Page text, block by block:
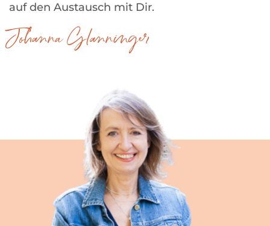
auf den Austausch mit Dir.
Johanna Glanninger